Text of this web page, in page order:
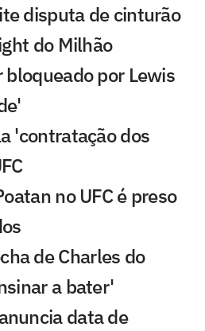
disputa de cinturão
do Milhão
por Lewis
'contratação dos
no UFC é preso
de Charles do
a bater'
data de